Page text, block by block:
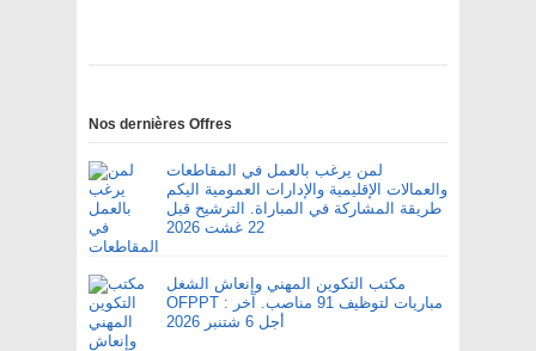
Nos dernières Offres
لمن يرغب بالعمل في المقاطعات
والعمالات الإقليمية والإدارات العمومية اليكم
طريقة المشاركة في المباراة. الترشيح قبل
22 غشت 2026
مكتب التكوين المهني وإنعاش الشغل
OFPPT : مباريات لتوظيف 91 مناصب. آخر
أجل 6 شتنبر 2026